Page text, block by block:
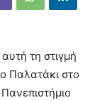
τη στιγμή
Παλατάκι στο